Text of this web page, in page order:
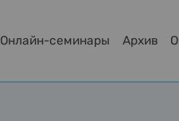
Онлайн-семинары Архив